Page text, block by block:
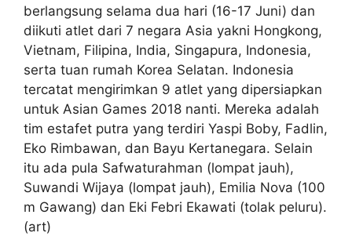
berlangsung selama dua hari (16-17 Juni) dan
diikuti atlet dari 7 negara Asia yakni Hongkong,
Vietnam, Filipina, India, Singapura, Indonesia,
serta tuan rumah Korea Selatan. Indonesia
tercatat mengirimkan 9 atlet yang dipersiapkan
untuk Asian Games 2018 nanti. Mereka adalah
tim estafet putra yang terdiri Yaspi Boby, Fadlin,
Eko Rimbawan, dan Bayu Kertanegara. Selain
itu ada pula Safwaturahman (lompat jauh),
Suwandi Wijaya (lompat jauh), Emilia Nova (100
m Gawang) dan Eki Febri Ekawati (tolak peluru).
(art)